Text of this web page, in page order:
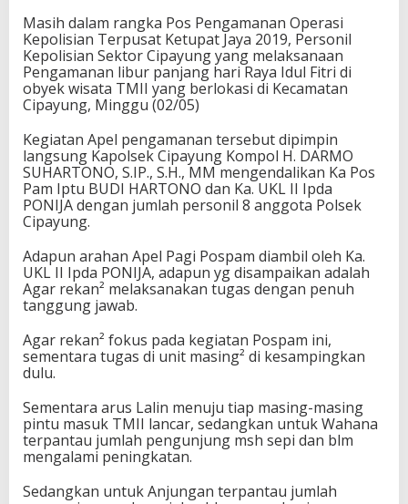
Masih dalam rangka Pos Pengamanan Operasi
Kepolisian Terpusat Ketupat Jaya 2019, Personil
Kepolisian Sektor Cipayung yang melaksanaan
Pengamanan libur panjang hari Raya Idul Fitri di
obyek wisata TMII yang berlokasi di Kecamatan
Cipayung, Minggu (02/05)
Kegiatan Apel pengamanan tersebut dipimpin
langsung Kapolsek Cipayung Kompol H. DARMO
SUHARTONO, S.IP., S.H., MM mengendalikan Ka Pos
Pam Iptu BUDI HARTONO dan Ka. UKL II Ipda
PONIJA dengan jumlah personil 8 anggota Polsek
Cipayung.
Adapun arahan Apel Pagi Pospam diambil oleh Ka.
UKL II Ipda PONIJA, adapun yg disampaikan adalah
Agar rekan² melaksanakan tugas dengan penuh
tanggung jawab.
Agar rekan² fokus pada kegiatan Pospam ini,
sementara tugas di unit masing² di kesampingkan
dulu.
Sementara arus Lalin menuju tiap masing-masing
pintu masuk TMII lancar, sedangkan untuk Wahana
terpantau jumlah pengunjung msh sepi dan blm
mengalami peningkatan.
Sedangkan untuk Anjungan terpantau jumlah